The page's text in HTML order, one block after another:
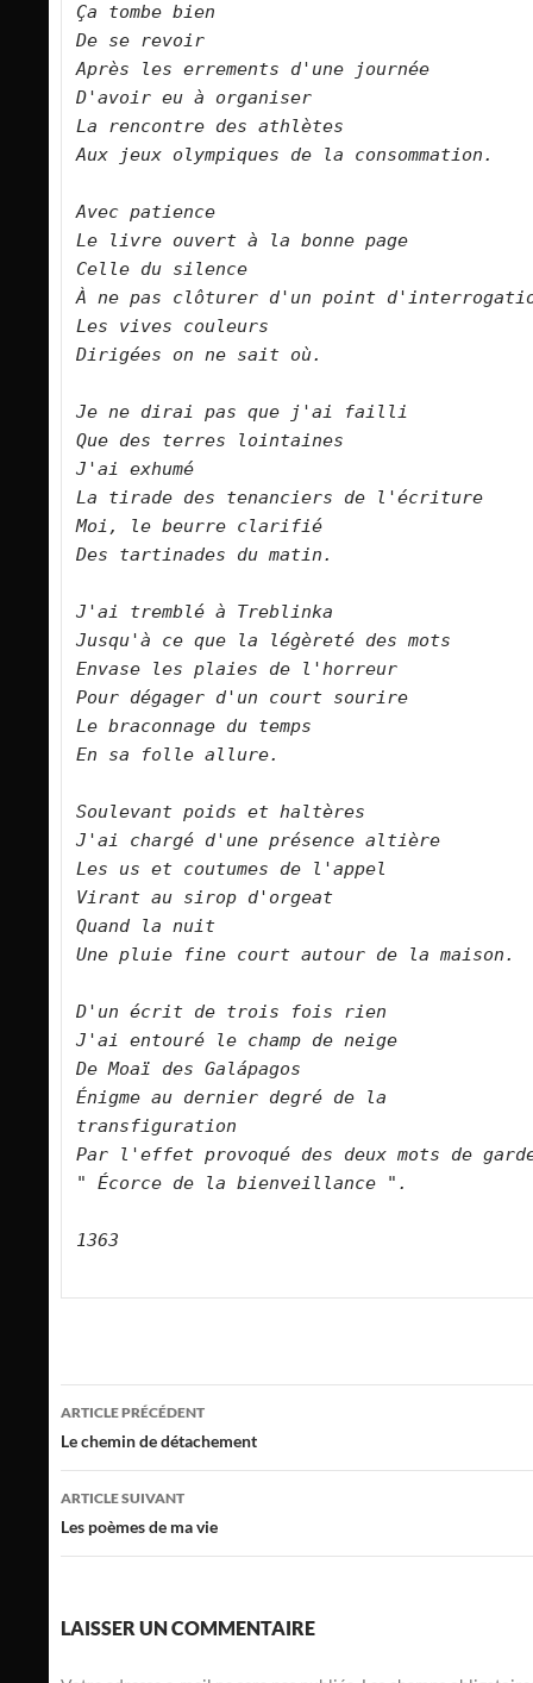
Ça tombe bien
De se revoir
Après les errements d'une journée
D'avoir eu à organiser
La rencontre des athlètes
Aux jeux olympiques de la consommation.
Avec patience
Le livre ouvert à la bonne page
Celle du silence
À ne pas clôturer d'un point
Les vives couleurs
Dirigées on ne sait où.
Je ne dirai pas que j'ai failli
Que des terres lointaines
J'ai exhumé
La tirade des tenanciers de l'écriture
Moi, le beurre clarifié
Des tartinades du matin.
J'ai tremblé à Treblinka
Jusqu'à ce que la légèreté des mots
Envase les plaies de l'horreur
Pour dégager d'un court sourire
Le braconnage du temps
En sa folle allure.
Soulevant poids et haltères
J'ai chargé d'une présence altière
Les us et coutumes de l'appel
Virant au sirop d'orgeat
Quand la nuit
Une pluie fine court autour de la maison.
D'un écrit de trois fois rien
J'ai entouré le champ de neige
De Moaï des Galápagos
Énigme au dernier degré de la
transfiguration
Par l'effet provoqué des deux mots de
" Écorce de la bienveillance ".
1363
Navigation
des
articles
ARTICLE PRÉCÉDENT
Le chemin de détachement
ARTICLE SUIVANT
Les poèmes de ma vie
LAISSER UN COMMENTAIRE